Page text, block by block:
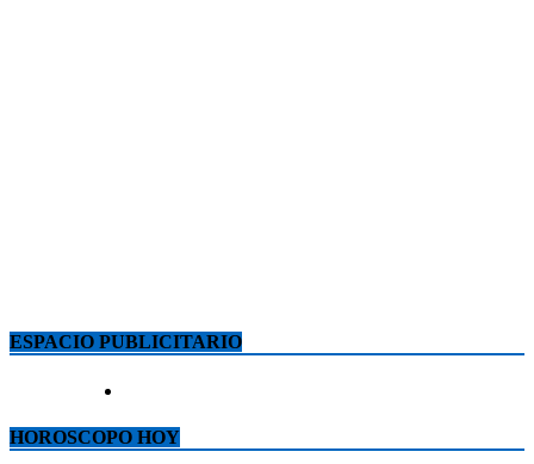
ESPACIO PUBLICITARIO
HOROSCOPO HOY